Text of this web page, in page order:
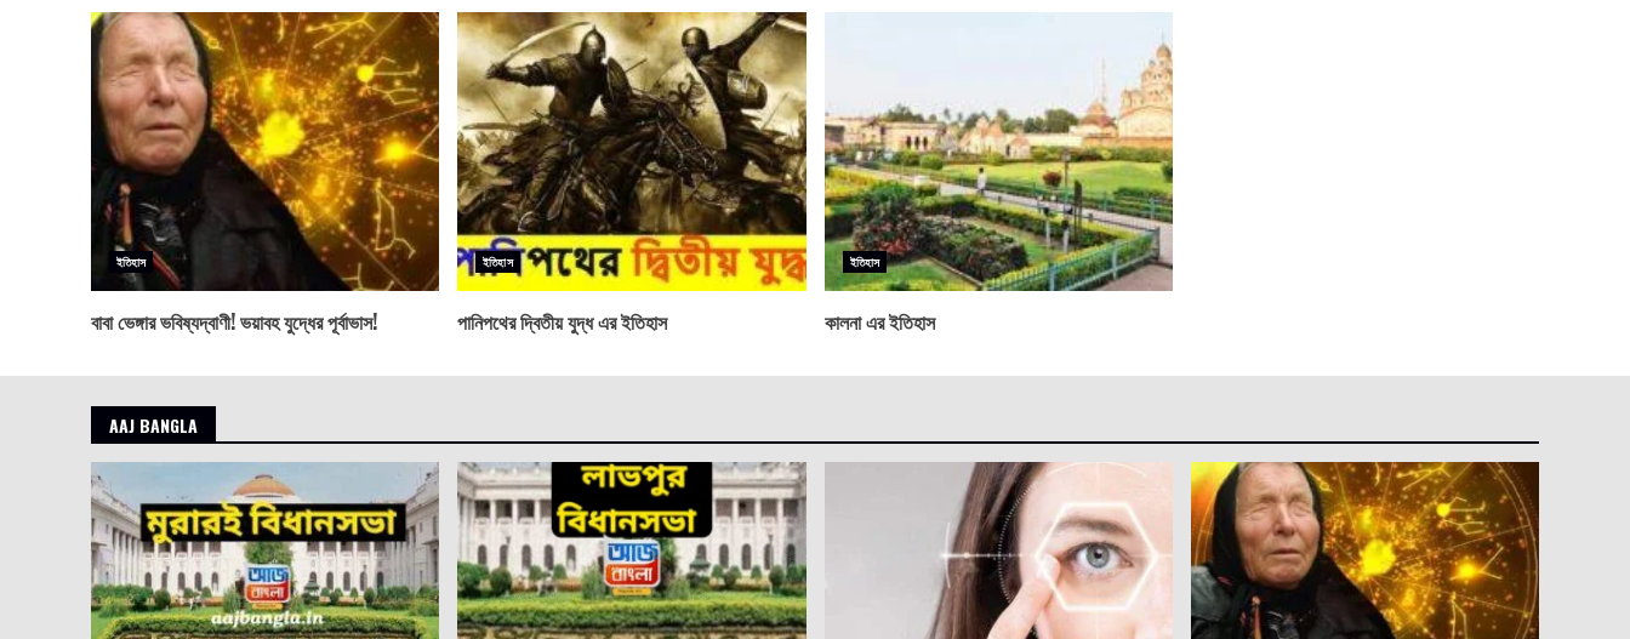
ইতিহাস
বাবা ভেঙ্গার ভবিষ্যদ্বাণী! ভয়াবহ যুদ্ধের পূর্বাভাস!
ইতিহাস
পানিপথের দ্বিতীয় যুদ্ধ এর ইতিহাস
ইতিহাস
কালনা এর ইতিহাস
AAJ BANGLA